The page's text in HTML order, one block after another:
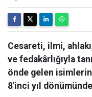
Cesareti, ilmi,
ve fedakârlığıyla
önde gelen
8'inci yıl